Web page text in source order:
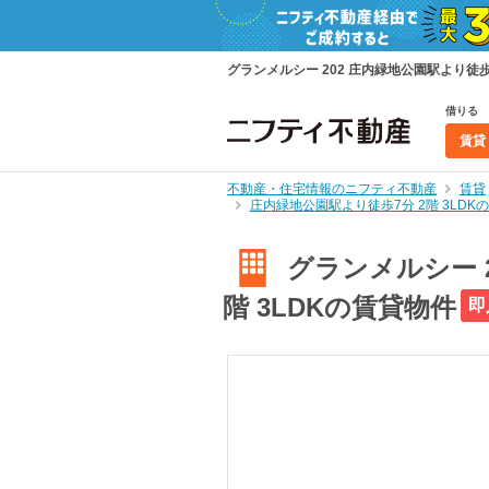
グランメルシー 202 庄内緑地公園駅より徒
借りる
賃貸
不動産・住宅情報のニフティ不動産
賃貸
庄内緑地公園駅より徒歩7分 2階 3LDK
グランメルシー
階 3LDKの賃貸物件